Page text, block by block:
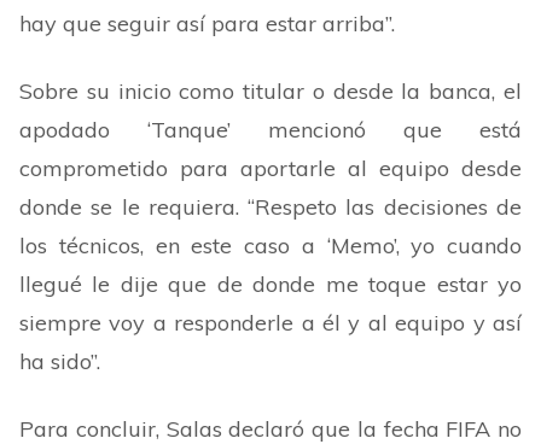
hay que seguir así para estar arriba”.
Sobre su inicio como titular o desde la banca, el
apodado ‘Tanque’ mencionó que está
comprometido para aportarle al equipo desde
donde se le requiera.“Respeto las decisiones de
los técnicos, en este caso a ‘Memo’, yo cuando
llegué le dije que de donde me toque estar yo
siempre voy a responderle a él y al equipo y así
ha sido”.
Para concluir, Salas declaró que la fecha FIFA no